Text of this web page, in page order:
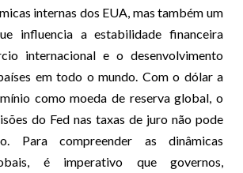
internas dos EUA, mas também um
influencia a estabilidade financeira
internacional e o desenvolvimento
em todo o mundo. Com o dólar a
como moeda de reserva global, o
do Fed nas taxas de juro não pode
Para compreender as dinâmicas
é imperativo que governos,